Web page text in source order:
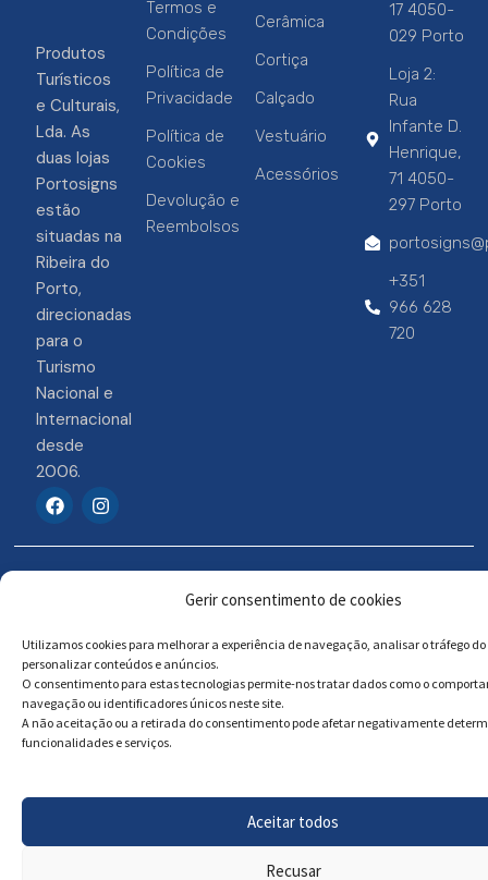
Gerir consentimento de cookies
Utilizamos cookies para melhorar a experiência de navegação, analisar o tráfego do
personalizar conteúdos e anúncios.
O consentimento para estas tecnologias permite-nos tratar dados como o
navegação ou identificadores únicos neste site.
A não aceitação ou a retirada do consentimento pode afetar negativamente
funcionalidades e serviços.
Aceitar todos
Recusar
Produtos
Turísticos
e Culturais,
Lda. As
duas lojas
Portosigns
estão
situadas na
Ribeira do
Porto,
direcionadas
para o
Turismo
Nacional e
Internacional
desde
2006.
F
a
e
b
I
n
t
a
m
Termos e
Condições
Política de
Privacidade
Política de
Cookies
Devolução e
Reembolsos
Cerâmica
Cortiça
Calçado
Vestuário
Acessórios
17 4050-
029 Porto
Loja 2:
Rua
Infante D.
Henrique,
71 4050-
297 Porto
+351
966 628
720
Powered byMegastock Informática